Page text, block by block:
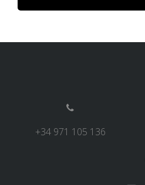
+34 971 105 136